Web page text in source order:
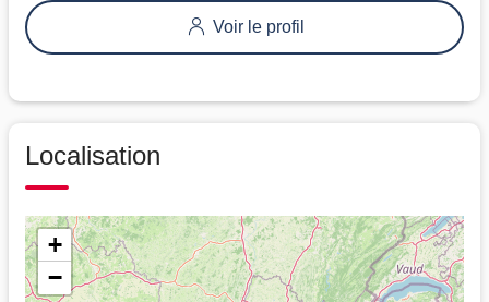
Voir le profil
Localisation
+
−